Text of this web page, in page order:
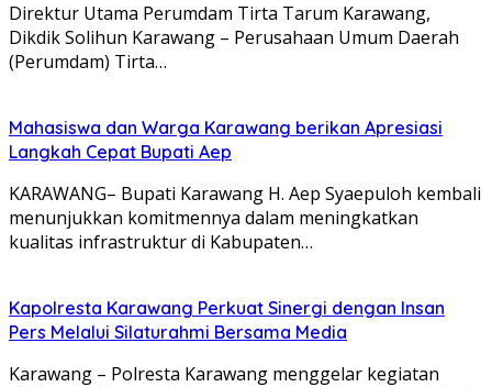
Direktur Utama Perumdam Tirta Tarum Karawang,
Dikdik Solihun Karawang – Perusahaan Umum Daerah
(Perumdam) Tirta…
Mahasiswa dan Warga Karawang berikan Apresiasi
Langkah Cepat Bupati Aep
KARAWANG– Bupati Karawang H. Aep Syaepuloh kembali
menunjukkan komitmennya dalam meningkatkan
kualitas infrastruktur di Kabupaten…
Kapolresta Karawang Perkuat Sinergi dengan Insan
Pers Melalui Silaturahmi Bersama Media
Karawang – Polresta Karawang menggelar kegiatan